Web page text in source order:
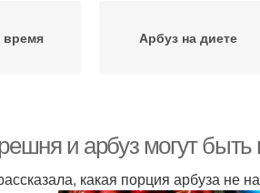
время Арбуз на диете
и арбуз могут быть
какая порция арбуза не